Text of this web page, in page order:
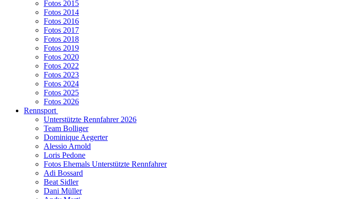
Fotos 2015
Fotos 2014
Fotos 2016
Fotos 2017
Fotos 2018
Fotos 2019
Fotos 2020
Fotos 2022
Fotos 2023
Fotos 2024
Fotos 2025
Fotos 2026
Rennsport
Unterstützte Rennfahrer 2026
Team Bolliger
Dominique Aegerter
Alessio Arnold
Loris Pedone
Fotos Ehemals Unterstützte Rennfahrer
Adi Bossard
Beat Sidler
Dani Müller